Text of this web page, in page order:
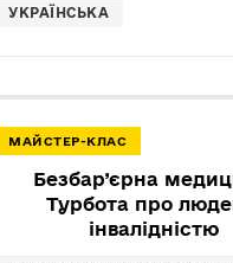
УКРАЇНСЬКА
МАЙСТЕР-КЛАС
Безбар’єрна
Турбота про
інвалідністю